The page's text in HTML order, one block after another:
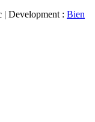
| Development : Bien